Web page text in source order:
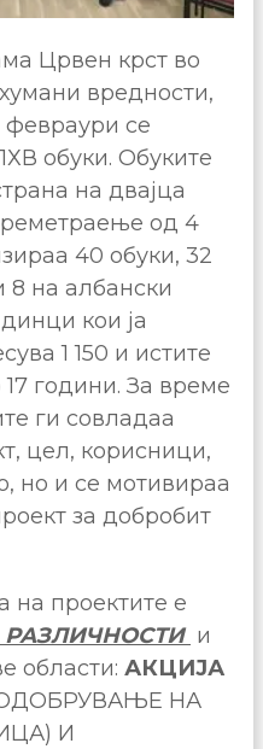
Црвен крст во
вредности,
февраури се
обуки. Обуките
на двајца
од 4
40 обуки, 32
8 на албански
кои ја
1 150 и истите
17 години. За време
ги совладаа
цел, корисници,
но и се мотивираа
за добробит
на проектите е
и
области: АКЦИЈА
НА
И